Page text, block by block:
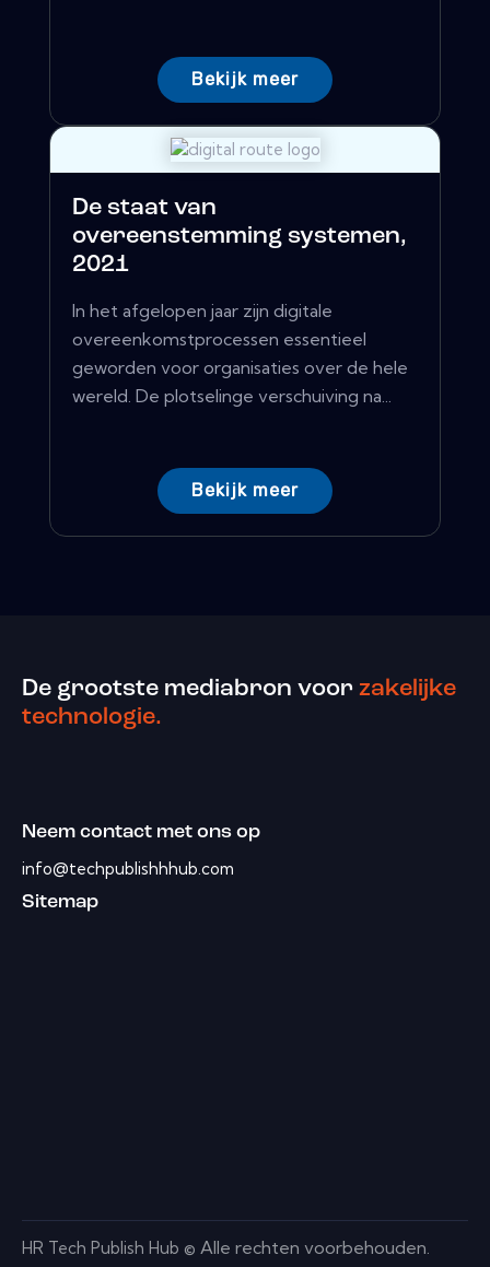
Bekijk meer
De staat van
overeenstemming systemen,
2021
In het afgelopen jaar zijn digitale
overeenkomstprocessen essentieel
geworden voor organisaties over de hele
wereld. De plotselinge verschuiving na...
Bekijk meer
De grootste mediabron voor zakelijke
technologie.
Neem contact met ons op
info@techpublishhhub.com
Sitemap
HR Tech Publish Hub © Alle rechten voorbehouden.